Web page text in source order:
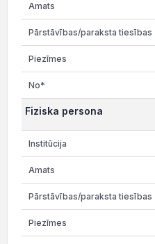
Fiziska persona